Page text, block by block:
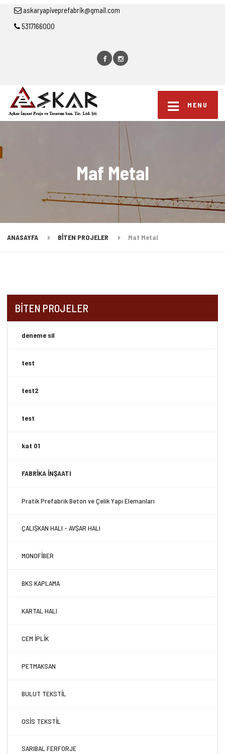
askaryapiveprefabrik@gmail.com
5317166000
MENU
Maf Metal
ANASAYFA BİTEN PROJELER Maf Metal
BİTEN PROJELER
deneme sil
test
test2
test
kat 01
FABRİKA İNŞAATI
Pratik Prefabrik Beton ve Çelik Yapı Elemanları
ÇALIŞKAN HALI - AVŞAR HALI
MONOFİBER
BKS KAPLAMA
KARTAL HALI
CEM İPLİK
PETMAKSAN
BULUT TEKSTİL
OSİS TEKSTİL
SARIBAL FERFORJE